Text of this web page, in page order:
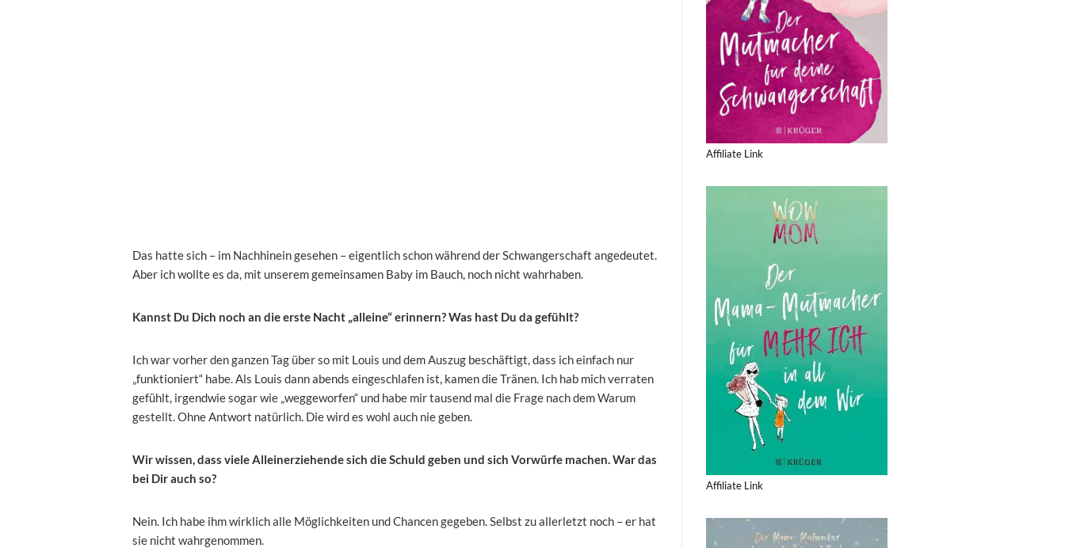
Das hatte sich – im Nachhinein gesehen – eigentlich schon während der Schwangerschaft angedeutet.
Aber ich wollte es da, mit unserem gemeinsamen Baby im Bauch, noch nicht wahrhaben.
Kannst Du Dich noch an die erste Nacht „alleine“ erinnern? Was hast Du da gefühlt?
Ich war vorher den ganzen Tag über so mit Louis und dem Auszug beschäftigt, dass ich einfach nur
„funktioniert“ habe. Als Louis dann abends eingeschlafen ist, kamen die Tränen. Ich hab mich verraten
gefühlt, irgendwie sogar wie „weggeworfen“ und habe mir tausend mal die Frage nach dem Warum
gestellt. Ohne Antwort natürlich. Die wird es wohl auch nie geben.
Wir wissen, dass viele Alleinerziehende sich die Schuld geben und sich Vorwürfe machen. War das
bei Dir auch so?
Nein. Ich habe ihm wirklich alle Möglichkeiten und Chancen gegeben. Selbst zu allerletzt noch – er hat
sie nicht wahrgenommen.
Affiliate Link
Affiliate Link